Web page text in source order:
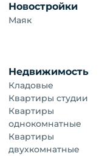
Новостройки
Маяк
Недвижимость
Кладовые
Квартиры студии
Квартиры
однокомнатные
Квартиры
двухкомнатные